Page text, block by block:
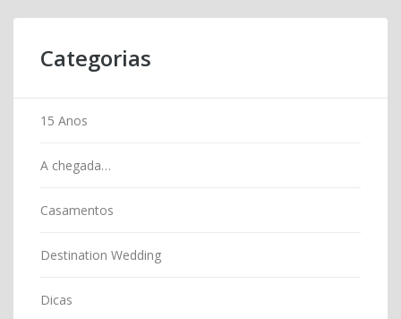
Categorias
15 Anos
A chegada…
Casamentos
Destination Wedding
Dicas